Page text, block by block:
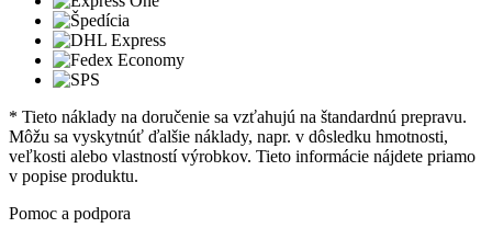
* Tieto náklady na doručenie sa vzťahujú na štandardnú prepravu.
Môžu sa vyskytnúť ďalšie náklady, napr. v dôsledku hmotnosti,
veľkosti alebo vlastností výrobkov. Tieto informácie nájdete priamo
v popise produktu.
Pomoc a podpora